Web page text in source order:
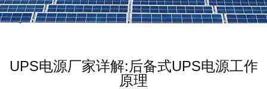
UPS电源厂家详解:后备式UPS电源工作
原理